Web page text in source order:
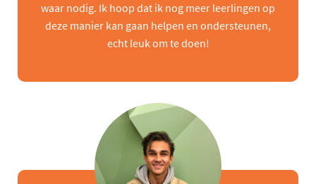
waar nodig. Ik hoop dat ik nog meer leerlingen op
deze manier kan gaan helpen en ondersteunen,
echt leuk om te doen!